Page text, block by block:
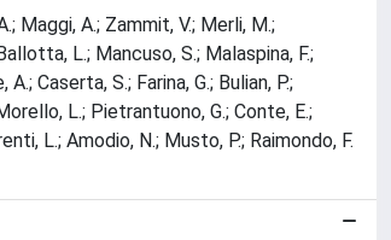
Maggi, A.; Zammit, V.; Merli, M.;
L.; Mancuso, S.; Malaspina, F.;
Caserta, S.; Farina, G.; Bulian, P.;
L.; Pietrantuono, G.; Conte, E.;
L.; Amodio, N.; Musto, P.; Raimondo, F.